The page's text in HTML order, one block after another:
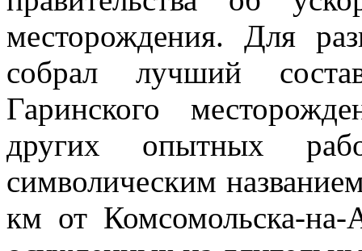
месторождения. Для
собрал лучший
Гаринского
других опытных
символическим
км от Комсомольска-на-